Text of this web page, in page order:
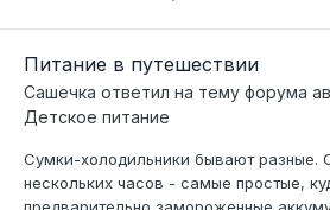
Питание в путешествии
Сашечка ответил на тему форума
Детское питание
Сумки-холодильники бывают разные.
нескольких часов - самые простые,